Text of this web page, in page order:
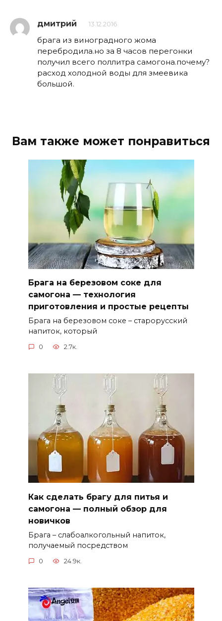
дмитрий 13.12.2016
брага из виноградного жома
перебродила.но за 8 часов перегонки
получил всего поллитра самогона.почему?
расход холодной воды для змеевика
большой.
Вам также может понравиться
Брага на березовом соке для
самогона — технология
приготовления и простые рецепты
Брага на березовом соке – старорусский
напиток, который
0 2.7к.
Как сделать брагу для питья и
самогона — полный обзор для
новичков
Брага – слабоалкогольный напиток,
получаемый посредством
0 24.9к.